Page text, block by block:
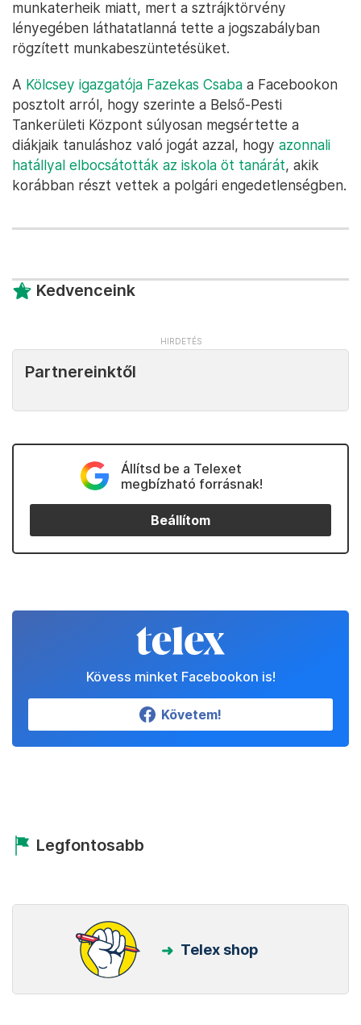
munkaterheik miatt, mert a sztrájktörvény
lényegében láthatatlanná tette a jogszabályban
rögzített munkabeszüntetésüket.
A Kölcsey igazgatója Fazekas Csaba a Facebookon
posztolt arról, hogy szerinte a Belső-Pesti
Tankerületi Központ súlyosan megsértette a
diákjaik tanuláshoz való jogát azzal, hogy azonnali
hatállyal elbocsátották az iskola öt tanárát, akik
korábban részt vettek a polgári engedetlenségben.
Kedvenceink
Partnereinktől
Állítsd be a Telexet
megbízható forrásnak!
Beállítom
Kövess minket Facebookon is!
Követem!
Legfontosabb
Telex shop